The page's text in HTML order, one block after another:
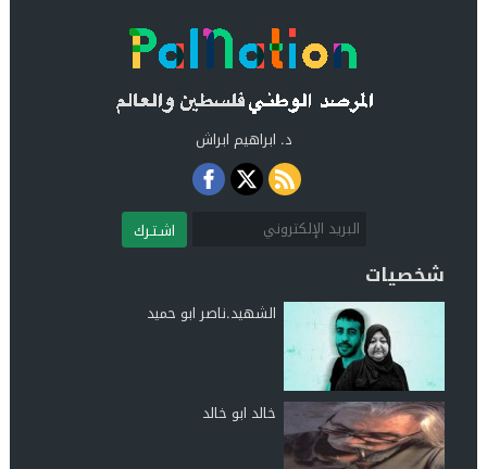
د. ابراهيم ابراش
اشـتـرك
شخصيات
الشهيد.ناصر ابو حميد
خالد ابو خالد